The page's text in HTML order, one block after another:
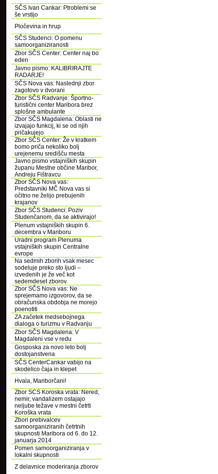
SČS Ivan Cankar: Ptroblemi se
še vrstijo
Pločevina in hrup
SČS Studenci: O pomenu
samoorganiziranosti
Zbor SČS Center: Center naj bo
eden
Javno pismo: KALIBRIRAJTE
RADARJE!
SČS Nova vas: Naslednji zbor
zagotovo v dvorani
Zbor SČS Radvanje: Športno-
turistični center Maribora brez
splošne ambulante
Zbor SČS Magdalena: Oblasti ne
izvajajo funkcij, ki se od njih
pričakujejo
Zbor SČS Center: Že v kratkem
bomo priča nekoliko bolj
urejenemu središču mesta
Javno pismo vstajniških skupin
županu Mestne občine Maribor,
Andreju Fištravcu
Zbor SČS Nova vas:
Predstavniki MČ Nova vas si
očitno ne želijo prebujenih
krajanov
Zbor SČS Studenci: Poziv
Studenčanom, da se aktivirajo!
Plenum vstajniških skupin 6.
decembra v Mariboru
Uradni program Plenuma
vstajniških skupin Centralne
evrope
Na sedmih zborih vsak mesec
sodeluje preko sto ljudi –
izvedenih je že več kot
sedemdeset zborov.
Zbor SČS Nova vas: Ne
sprejemamo izgovorov, da se
obračunska obdobja ne morejo
poenotiti
ZA začetek medsebojnega
dialoga o turizmu v Radvanju
Zbor SČS Magdalena: V
Magdaleni vse v redu
Gosposka za novo leto bolj
dostojanstvena
SČS CenterCankar vabijo na
skodelico čaja in klepet
Hvala, Mariborčani!
Zbor SCS Koroska vrata: Nered,
nemir, vandalizem ostajajo
neljube težave v mestni četrti
Koroška vrata
Zbori prebivalcev
samoorganiziranih četrtnih
skupnosti Maribora od 6. do 12.
januarja 2014
Pomen samoorganiziranja v
lokalni skupnosti
Z delavnice moderiranja zborov